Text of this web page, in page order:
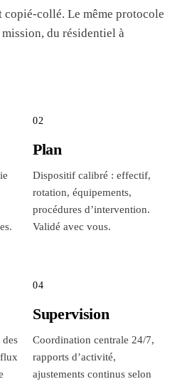
collé. Le même protocole
du résidentiel à
02
Plan
Dispositif calibré : effectif,
rotation, équipements,
procédures d’intervention.
Validé avec vous.
04
Supervision
Coordination centrale 24/7,
rapports d’activité,
ajustements continus selon